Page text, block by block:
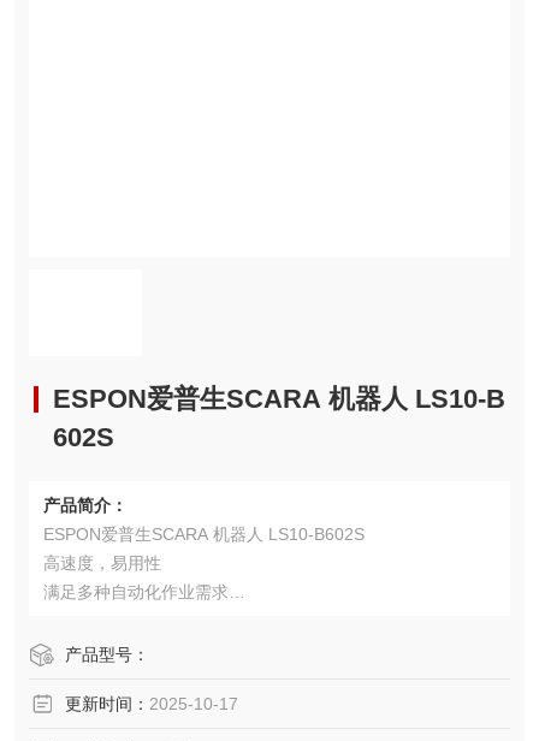
ESPON爱普生SCARA 机器人 LS10-B
602S
产品简介：
ESPON爱普生SCARA 机器人 LS10-B602S
高速度，易用性
满足多种自动化作业需求
更短的循环时间，满足高速作业需求
可拆卸的本体—控制器线缆，方便搬运及组装
产品型号：
更新时间： 2025-10-17